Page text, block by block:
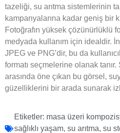
tazeliği, su arıtma sistemlerinin
kampanyalarına kadar geniş bir
Fotoğrafın yüksek çözünürlüklü
medyada kullanım için idealdir.
JPEG ve PNG’dir, bu da
formatı seçmelerine olanak tanır.
arasında öne çıkan bu görsel,
güzelliklerini bir arada sunarak
Etiketler: masa üzeri
sağlıklı yaşam, su arıtma, su